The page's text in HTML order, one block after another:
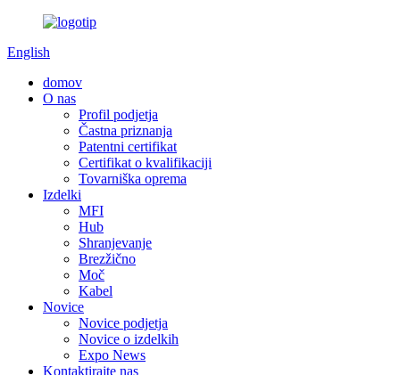
English
domov
O nas
Profil podjetja
Častna priznanja
Patentni certifikat
Certifikat o kvalifikaciji
Tovarniška oprema
Izdelki
MFI
Hub
Shranjevanje
Brezžično
Moč
Kabel
Novice
Novice podjetja
Novice o izdelkih
Expo News
Kontaktirajte nas